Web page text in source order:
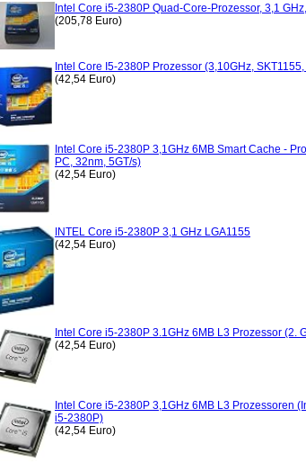
Intel Core i5-2380P Quad-Core-Prozessor, 3,1
(205,78 Euro)
Intel Core I5-2380P Prozessor (3,10GHz,
(42,54 Euro)
Intel Core i5-2380P 3,1GHz 6MB Smart Cache -
PC, 32nm, 5GT/s)
(42,54 Euro)
INTEL Core i5-2380P 3,1 GHz LGA1155
(42,54 Euro)
Intel Core i5-2380P 3.1GHz 6MB L3 Prozessor (2.
(42,54 Euro)
Intel Core i5-2380P 3,1GHz 6MB L3 Prozessoren
i5-2380P)
(42,54 Euro)